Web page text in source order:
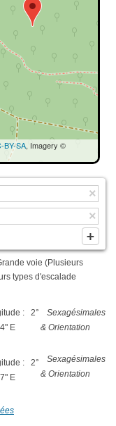
BY-SA, Imagery ©
voie (Plusieurs
types d'escalade
: 2°
E
Sexagésimales
& Orientation
: 2°
E
Sexagésimales
& Orientation